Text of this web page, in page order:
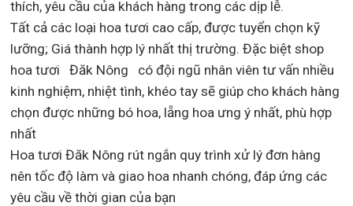
thích, yêu cầu của khách hàng trong các dịp lễ.
Tất cả các loại hoa tươi cao cấp, được tuyển chọn kỹ
lưỡng; Giá thành hợp lý nhất thị trường. Đặc biệt shop
hoa tươi Đăk Nông
có đội ngũ nhân viên tư vấn nhiều
kinh nghiệm, nhiệt tình, khéo tay sẽ giúp cho khách hàng
chọn được những bó hoa, lẵng hoa ưng ý nhất, phù hợp
nhất
Hoa tươi Đăk Nông rút ngắn quy trình xử lý đơn hàng
nên tốc độ làm và giao hoa nhanh chóng, đáp ứng các
yêu cầu về thời gian của bạn